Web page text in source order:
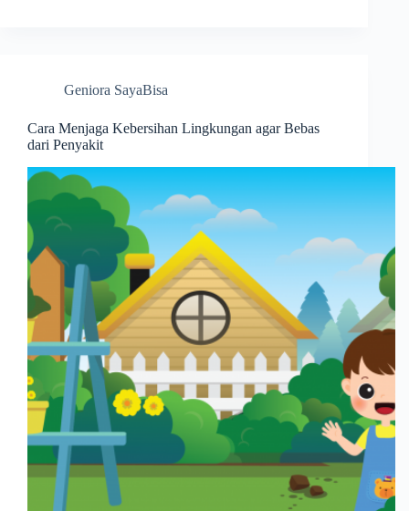
Geniora SayaBisa
Cara Menjaga Kebersihan Lingkungan agar Bebas
dari Penyakit